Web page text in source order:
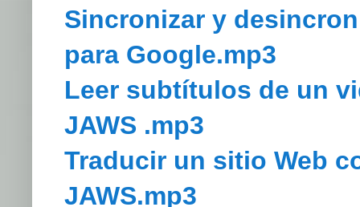
Sincronizar y
para Google.mp3
Leer subtítulos de un
JAWS .mp3
Traducir un sitio Web
JAWS.mp3